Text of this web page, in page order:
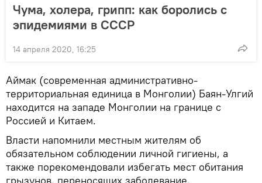
Чума, холера, грипп: как боролись с
эпидемиями в СССР
14 апреля 2020, 16:25
Аймак (современная административно-
территориальная единица в Монголии) Баян-Улгий
находится на западе Монголии на границе с
Россией и Китаем.
Власти напомнили местным жителям об
обязательном соблюдении личной гигиены, а
также порекомендовали избегать мест обитания